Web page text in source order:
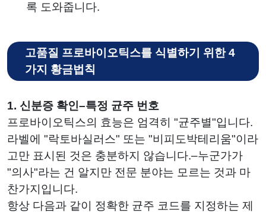
록 도와줍니다.
고품질 프로바이오틱스를 식별하기 위한 4
가지 황금법칙
1. 신분증 확인–특정 균주 번호
프로바이오틱스의 효능은 엄격히 "균주별"입니다.
라벨에 "락토바실러스" 또는 "비피도박테리움"이라
고만 표시된 것은 충분하지 않습니다.–누군가가
"의사"라는 건 알지만 전문 분야는 모르는 것과 마
찬가지입니다.
항상 다음과 같이 정확한 균주 코드를 지정하는 제